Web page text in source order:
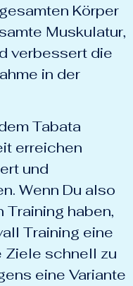
Körper
Muskulatur,
verbessert die
in der
Tabata
erreichen
und
Wenn Du also
Training haben,
Training eine
Ziele schnell zu
eine Variante